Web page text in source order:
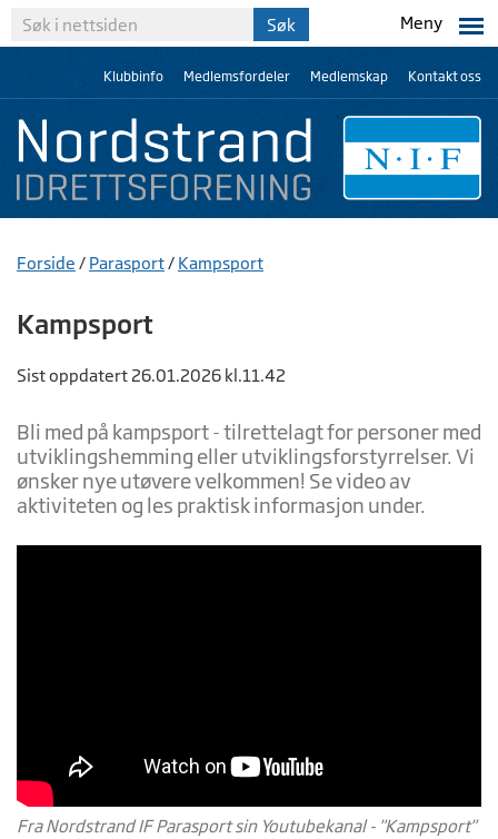
Meny
Klubbinfo Medlemsfordeler Medlemskap Kontakt oss
Forside / Parasport/ Kampsport
Kampsport
Sist oppdatert 26.01.2026 kl.11.42
Bli med på kampsport - tilrettelagt for personer med
utviklingshemming eller utviklingsforstyrrelser. Vi
ønsker nye utøvere velkommen! Se video av
aktiviteten og les praktisk informasjon under.
Fra Nordstrand IF Parasport sin Youtubekanal - "Kampsport"